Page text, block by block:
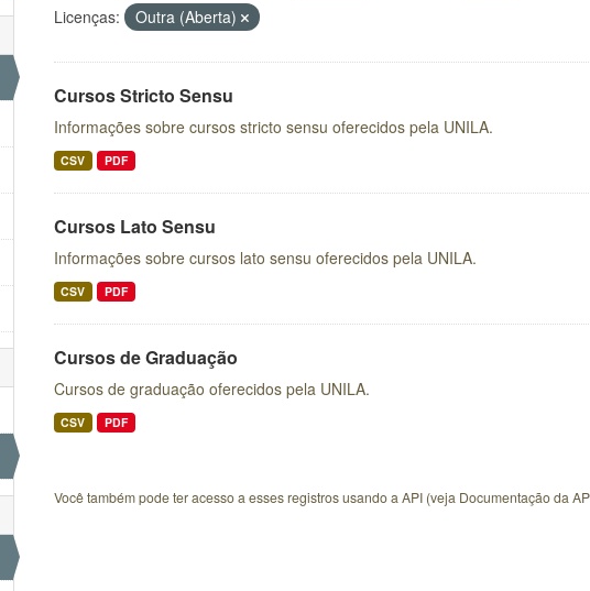
Licenças:
Outra (Aberta)
Cursos Stricto Sensu
Informações sobre cursos stricto sensu oferecidos pela UNILA.
CSV PDF
Cursos Lato Sensu
Informações sobre cursos lato sensu oferecidos pela UNILA.
CSV PDF
Cursos de Graduação
Cursos de graduação oferecidos pela UNILA.
CSV PDF
Você também pode ter acesso a esses registros usando a API(veja Documentação da